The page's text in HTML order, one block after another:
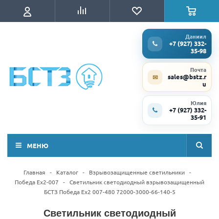
Даниил
+7 (927) 332-
35-98
✉
Почта
sales@bstz.r
u
Юлия
+7 (927) 332-
35-91
МЕНЮ
Главная - Каталог - Взрывозащищенные светильники -
Победа Ex2-007
- Светильник светодиодный взрывозащищенный
БСТЗ Победа Ex2 007-480 72000-3000-66-140-5
Светильник светодиодный